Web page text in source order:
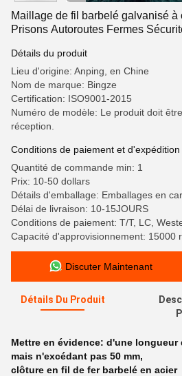
Maillage de fil barbelé galvanisé à
Prisons Autoroutes Fermes
Détails du produit
Lieu d'origine: Anping, en Chine
Nom de marque: Bingze
Certification: ISO9001-2015
Numéro de modèle: Le produit doit
réception.
Conditions de paiement et d'expédition
Quantité de commande min: 1
Prix: 10-50 dollars
Détails d'emballage: Emballages en
Délai de livraison: 10-15JOURS
Conditions de paiement: T/T, LC,
Capacité d'approvisionnement: 15000
Discuter Maintenant
Détails Du Produit
Mettre en évidence: d'une longueur
mais n'excédant pas 50 mm,
clôture en fil de fer barbelé en acier